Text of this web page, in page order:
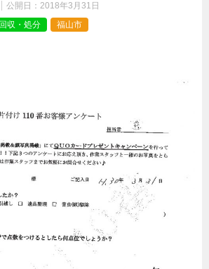
公開日： 2018年3月31日
収・処分 福山市